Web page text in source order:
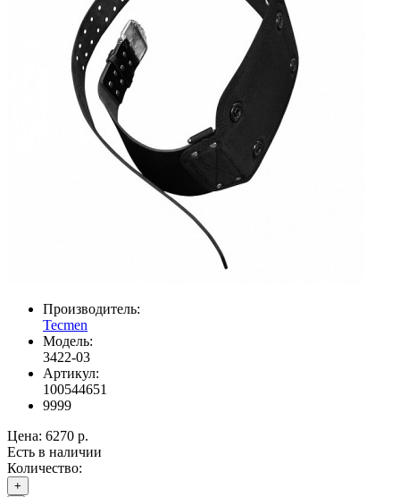
Производитель:
Tecmen
Модель:
3422-03
Артикул:
100544651
9999
Цена: 6270 р.
Есть в наличии
Количество:
+